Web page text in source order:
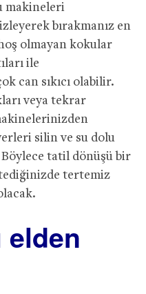
makineleri
bırakmanız en
olmayan kokular
ile
can sıkıcı olabilir.
veya tekrar
silin ve su dolu
tatil dönüşü bir
tertemiz
elden